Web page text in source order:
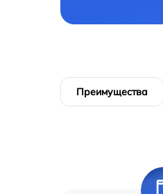
Преимущества